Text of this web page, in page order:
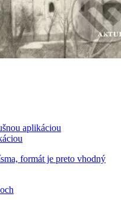
aplikáciou
formát je preto vhodný